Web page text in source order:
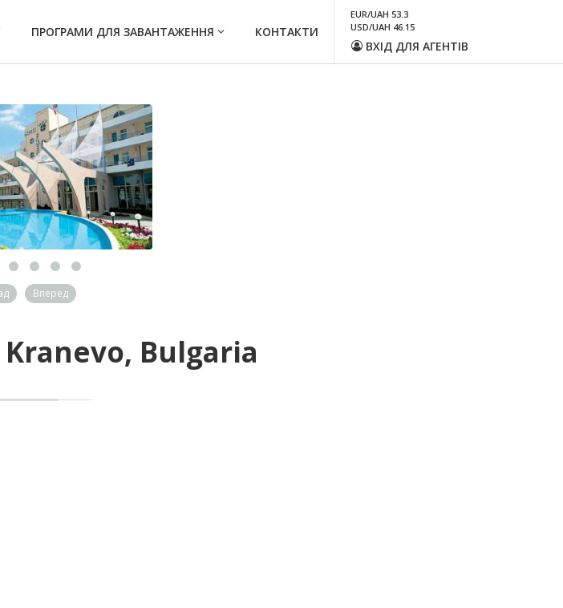
ПРОГРАМИ ДЛЯ ЗАВАНТАЖЕННЯ КОНТАКТИ
EUR/UAH 53.3
USD/UAH 46.15
ВХІД ДЛЯ АГЕНТІВ
Вперед
Bulgaria